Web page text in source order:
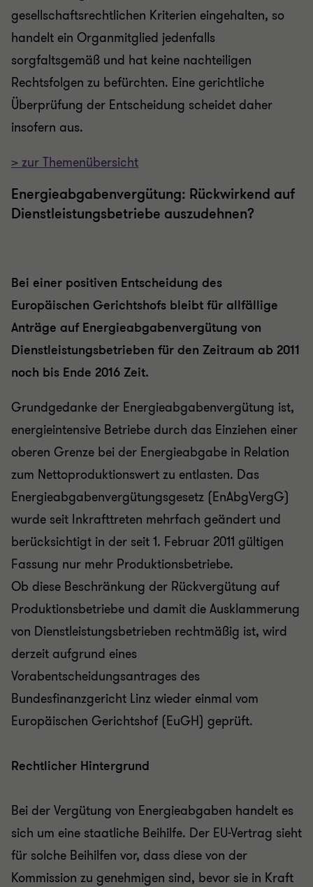
gesellschaftsrechtlichen Kriterien eingehalten, so
handelt ein Organmitglied jedenfalls
sorgfaltsgemäß und hat keine nachteiligen
Rechtsfolgen zu befürchten. Eine gerichtliche
Überprüfung der Entscheidung scheidet daher
insofern aus.
> zur Themenübersicht
Energieabgabenvergütung: Rückwirkend auf
Dienstleistungsbetriebe auszudehnen?
Bei einer positiven Entscheidung des
Europäischen Gerichtshofs bleibt für allfällige
Anträge auf Energieabgabenvergütung von
Dienstleistungsbetrieben für den Zeitraum ab 2011
noch bis Ende 2016 Zeit.
Grundgedanke der Energieabgabenvergütung ist,
energieintensive Betriebe durch das Einziehen einer
oberen Grenze bei der Energieabgabe in Relation
zum Nettoproduktionswert zu entlasten. Das
Energieabgabenvergütungsgesetz (EnAbgVergG)
wurde seit Inkrafttreten mehrfach geändert und
berücksichtigt in der seit 1. Februar 2011 gültigen
Fassung nur mehr Produktionsbetriebe.
Ob diese Beschränkung der Rückvergütung auf
Produktionsbetriebe und damit die Ausklammerung
von Dienstleistungsbetrieben rechtmäßig ist, wird
derzeit aufgrund eines
Vorabentscheidungsantrages des
Bundesfinanzgericht Linz wieder einmal vom
Europäischen Gerichtshof (EuGH) geprüft.
Rechtlicher Hintergrund
Bei der Vergütung von Energieabgaben handelt es
sich um eine staatliche Beihilfe. Der EU-Vertrag sieht
für solche Beihilfen vor, dass diese von der
Kommission zu genehmigen sind, bevor sie in Kraft